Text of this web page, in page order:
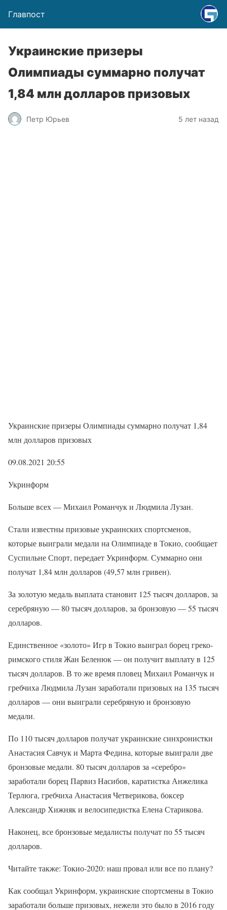
Главпост
Украинские призеры
Олимпиады суммарно получат
1,84 млн долларов призовых
Петр Юрьев 5 лет назад
Украинские призеры Олимпиады суммарно получат 1,84
млн долларов призовых
09.08.2021 20:55
Укринформ
Больше всех — Михаил Романчук и Людмила Лузан.
Стали известны призовые украинских спортсменов,
которые выиграли медали на Олимпиаде в Токио, сообщает
Суспильне Спорт, передает Укринформ. Суммарно они
получат 1,84 млн долларов (49,57 млн гривен).
За золотую медаль выплата становит 125 тысяч долларов, за
серебряную — 80 тысяч долларов, за бронзовую — 55 тысяч
долларов.
Единственное «золото» Игр в Токио выиграл борец греко-
римского стиля Жан Беленюк — он получит выплату в 125
тысяч долларов. В то же время пловец Михаил Романчук и
гребчиха Людмила Лузан заработали призовых на 135 тысяч
долларов — они выиграли серебряную и бронзовую
медали.
По 110 тысяч долларов получат украинские синхронистки
Анастасия Савчук и Марта Федина, которые выиграли две
бронзовые медали. 80 тысяч долларов за «серебро»
заработали борец Парвиз Насибов, каратистка Анжелика
Терлюга, гребчиха Анастасия Четверикова, боксер
Александр Хижняк и велосипедистка Елена Старикова.
Наконец, все бронзовые медалисты получат по 55 тысяч
долларов.
Читайте также: Токио-2020: наш провал или все по плану?
Как сообщал Укринформ, украинские спортсмены в Токио
заработали больше призовых, нежели это было в 2016 году